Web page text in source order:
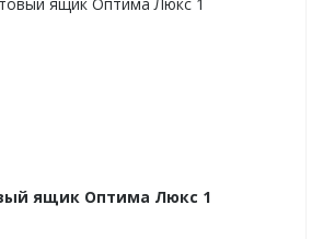
ящик Оптима Люкс 1